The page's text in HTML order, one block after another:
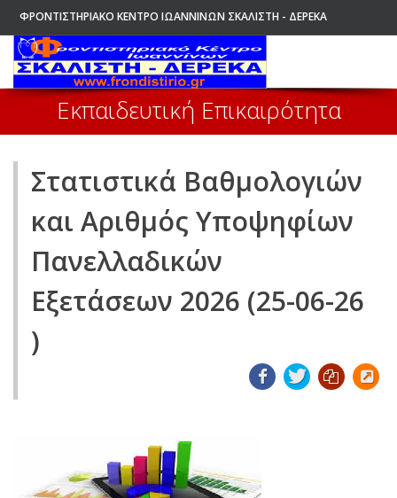
ΦΡΟΝΤΙΣΤΗΡΙΑΚΟ ΚΕΝΤΡΟ ΙΩΑΝΝΙΝΩΝ ΣΚΑΛΙΣΤΗ - ΔΕΡΕΚΑ
Εκπαιδευτική Επικαιρότητα
Στατιστικά Βαθμολογιών
και Αριθμός Υποψηφίων
Πανελλαδικών
Εξετάσεων 2026 (25-06-26
)